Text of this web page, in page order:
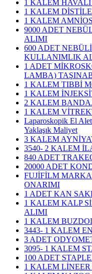
1 KALEM
1 KALEM
1 KALEM
9000 ADET
ALIMI
600 ADET
KULLANIMLIK
1 ADET
LAMBA)
1 KALEM TIBBİ
1 KALEM
2 KALEM
1 KALEM
Laparoskopik El
Yaklaşık Maliyet
3 KALEM
3540- 2 KALEM
840 ADET
20000 ADET
FUJİFİLM
ONARIMI
1 ADET KAN
1 KALEM KALP
ALIMI
1 KALEM
3443- 1 KALEM
3 ADET
3095- 1 KALEM
100 ADET
1 KALEM